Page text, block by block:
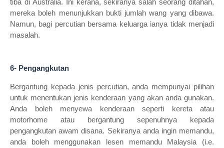
tiba di Australia. Ini kerana, sekiranya salah seorang ditahan,
mereka boleh menunjukkan bukti jumlah wang yang dibawa.
Namun, bagi percutian bersama keluarga ianya tidak menjadi
masalah.
6- Pengangkutan
Bergantung kepada jenis percutian, anda mempunyai pilihan
untuk menentukan jenis kenderaan yang akan anda gunakan.
Anda boleh menyewa kenderaan seperti kereta atau
motorhome atau bergantung sepenuhnya kepada
pengangkutan awam disana. Sekiranya anda ingin memandu,
anda boleh menggunakan lesen memandu Malaysia (i.e.